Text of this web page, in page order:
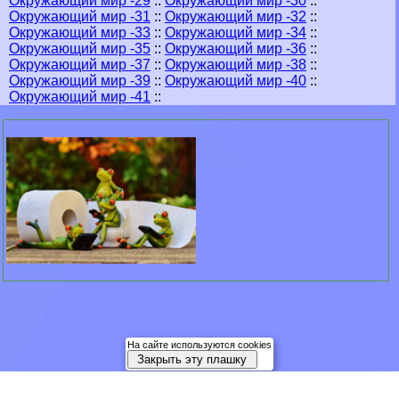
Окружающий мир -31 :: Окружающий мир -32 ::
Окружающий мир -33 :: Окружающий мир -34 ::
Окружающий мир -35 :: Окружающий мир -36 ::
Окружающий мир -37 :: Окружающий мир -38 ::
Окружающий мир -39 :: Окружающий мир -40 ::
Окружающий мир -41 ::
На сайте используются cookies
Закрыть эту плашку